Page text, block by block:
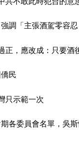
強調「主張酒駕零容
正，應改成：只要酒
民
只示範一次
各委員會名單，吳